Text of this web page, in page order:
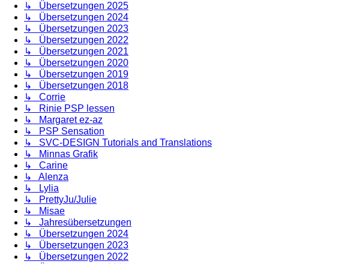
↳ Übersetzungen 2025
↳ Übersetzungen 2024
↳ Übersetzungen 2023
↳ Übersetzungen 2022
↳ Übersetzungen 2021
↳ Übersetzungen 2020
↳ Übersetzungen 2019
↳ Übersetzungen 2018
↳ Corrie
↳ Rinie PSP lessen
↳ Margaret ez-az
↳ PSP Sensation
↳ SVC-DESIGN Tutorials and Translations
↳ Minnas Grafik
↳ Carine
↳ Alenza
↳ Lylia
↳ PrettyJu/Julie
↳ Misae
↳ Jahresübersetzungen
↳ Übersetzungen 2024
↳ Übersetzungen 2023
↳ Übersetzungen 2022